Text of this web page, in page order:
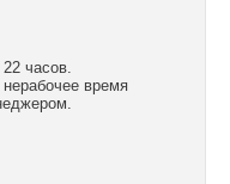
часов.
время